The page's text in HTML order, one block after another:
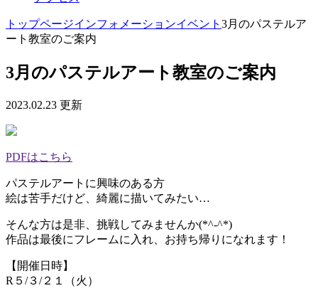
トップページインフォメーションイベント 3月のパステルア
ート教室のご案内
3月のパステルアート教室のご案内
2023.02.23 更新
PDFはこちら
パステルアートに興味のある方
絵は苦手だけど、綺麗に描いてみたい…
そんな方は是非、挑戦してみませんか(*^-^*)
作品は最後にフレームに入れ、お持ち帰りになれます！
【開催日時】
R５/３/２１（火）